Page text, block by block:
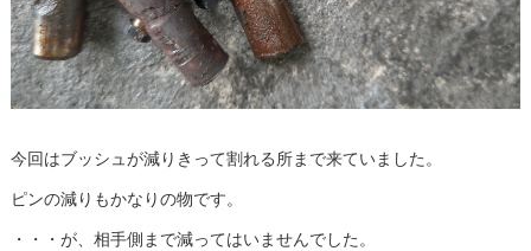
今回はブッシュが減りきって割れる所まで来ていました。
ピンの減りもかなりの物です。
・・・が、相手側まで減ってはいませんでした。